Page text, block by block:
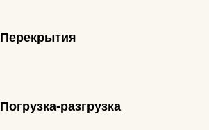
Перекрытия
Погрузка-разгрузка